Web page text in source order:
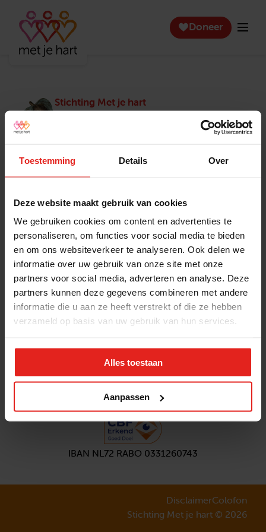
Toestemming Details Over
Deze website maakt gebruik van cookies
We gebruiken cookies om content en advertenties te
personaliseren, om functies voor social media te bieden
en om ons websiteverkeer te analyseren. Ook delen we
informatie over uw gebruik van onze site met onze
partners voor social media, adverteren en analyse. Deze
partners kunnen deze gegevens combineren met andere
informatie die u aan ze heeft verstrekt of die ze hebben
verzameld op basis van uw gebruik van hun services.
Alles toestaan
Aanpassen
Doneer
Stichting Met je hart
Stichting Met je hart laat ouderen die zich
eenzaam voelen weer genieten en inspireert
winnaar van het Appeltje van Oranje.
Actuele vacatures
Pers en media
Jaarverslag 2025
Contact
Klachtenprocedure
Privacyverklaring
Opzeggen
Volg ons
Aanmeldennieuwsbrief
IBAN NL72 RABO 0331260743
DisclaimerColofon
Stichting Met je hart © 2026